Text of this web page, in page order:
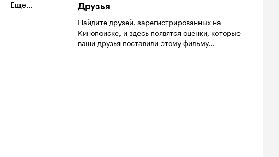
Еще...
Друзья
Найдите друзей, зарегистрированных на
Кинопоиске, и здесь появятся оценки, которые
ваши друзья поставили этому фильму...